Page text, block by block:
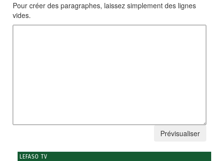
Pour créer des paragraphes, laissez simplement des lignes
vides.
LEFASO TV